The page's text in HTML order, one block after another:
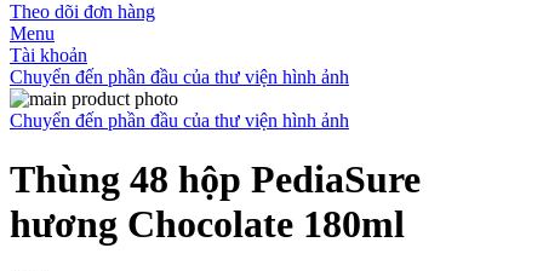
Theo dõi đơn hàng
Menu
Tài khoản
Chuyển đến phần đầu của thư viện hình ảnh
Chuyển đến phần đầu của thư viện hình ảnh
Thùng 48 hộp PediaSure
hương Chocolate 180ml